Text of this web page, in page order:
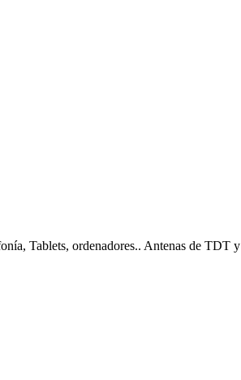
Tablets, ordenadores.. Antenas de TDT y